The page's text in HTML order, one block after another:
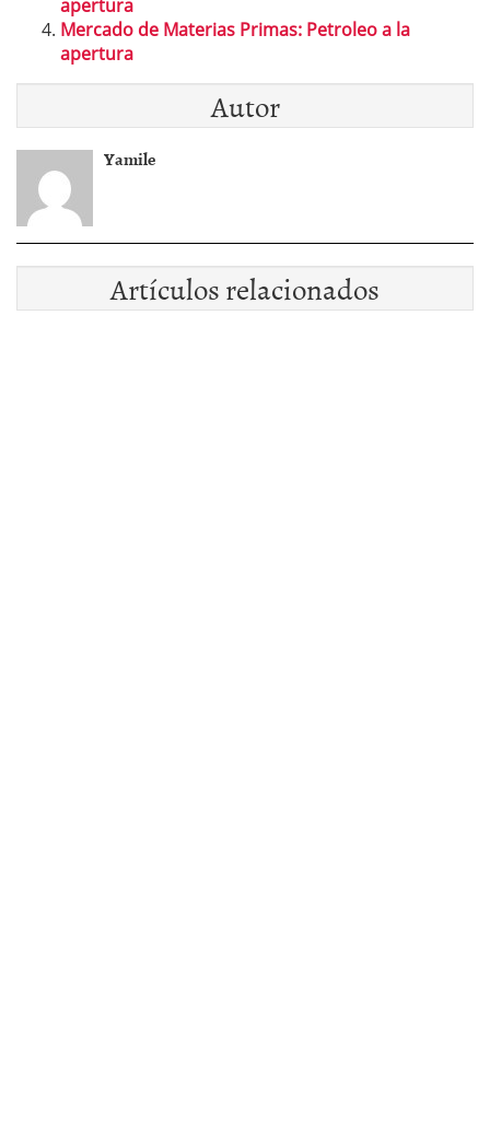
apertura
Mercado de Materias Primas: Petroleo a la
apertura
Autor
Yamile
Artículos relacionados